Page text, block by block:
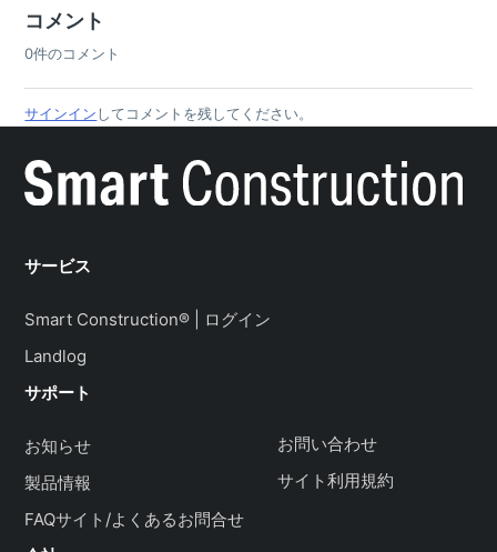
１１ 月１３日（水）マイナーリリースのご案内
１０ 月３０日（水）マイナーリリースのご案内
１０ 月１６日（水）マイナーリリースのご案内
１０ 月２日（水）マイナーリリースのご案内
９月１８日（水）マイナーリリースのご案内
９月４日（水）マイナーリリースのご案内
の提供
【Smart Construction Simulation】 １月１７日（水）マ
コメント
0件のコメント
サインインしてコメントを残してください。
サービス
Smart Construction® | ログイン
Landlog
サポート
お知らせ
製品情報
FAQサイト/よくあるお問合せ
お問い合わせ
サイト利用規約